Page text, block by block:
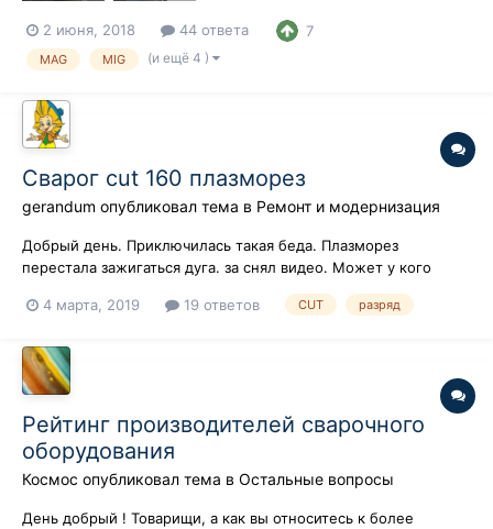
2 июня, 2018 44 ответа 7
MAG MIG (и ещё 4 )
Сварог cut 160 плазморез
gerandum опубликовал тема в Ремонт и модернизация
Добрый день. Приключилась такая беда. Плазморез
перестала зажигаться дуга. за снял видео. Может у кого
глаз).https://photos.google.com/share/AF1QipOLMrE3SDXgfbC6i
key=em5pZFJPNHdfZDFmOXJlVWlKYm13UU5Od0p2...
4 марта, 2019 19 ответов CUT разряд
Рейтинг производителей сварочного
оборудования
Космос опубликовал тема в Остальные вопросы
День добрый ! Товарищи, а как вы относитесь к более